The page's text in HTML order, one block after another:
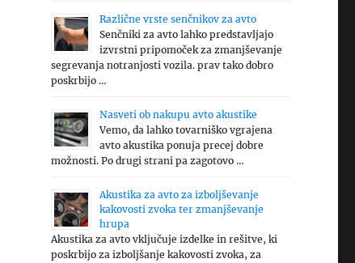
Različne vrste senčnikov za avto
Senčniki za avto lahko predstavljajo
izvrstni pripomoček za zmanjševanje
segrevanja notranjosti vozila. prav tako dobro
poskrbijo …
Nasveti ob nakupu avto akustike
Vemo, da lahko tovarniško vgrajena
avto akustika ponuja precej dobre
možnosti. Po drugi strani pa zagotovo …
Akustika za avto za izboljševanje
kakovosti zvoka ter zmanjševanje
hrupa
Akustika za avto vključuje izdelke in rešitve, ki
poskrbijo za izboljšanje kakovosti zvoka, za